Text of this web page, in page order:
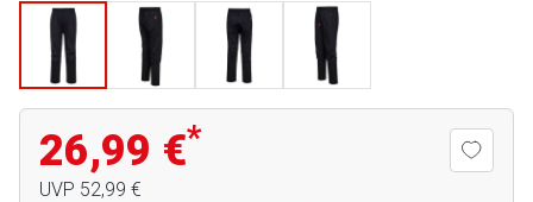
26,99 €*
UVP 52,99 €